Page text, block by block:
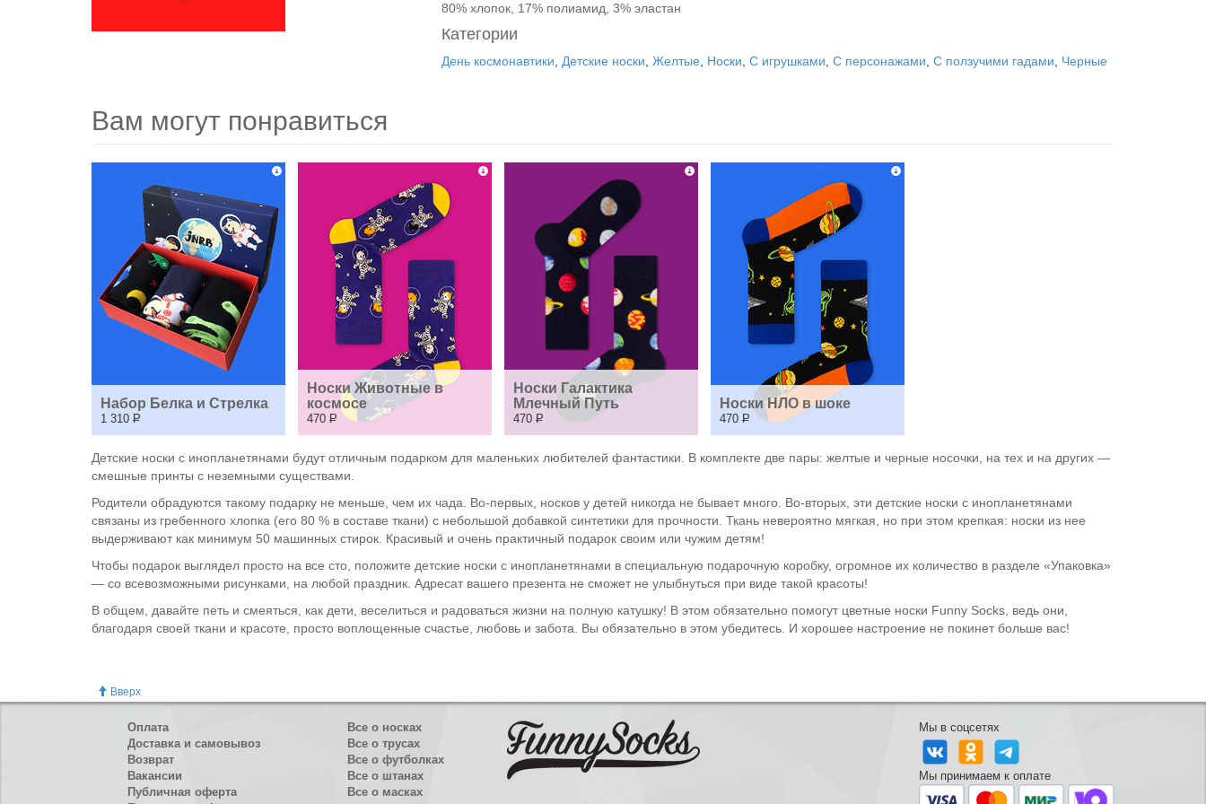
80% хлопок, 17% полиамид, 3% эластан
Категории
День космонавтики Детские носки Желтые Носки С игрушками С персонажами С ползучими гадами Черные
Вам могут понравиться
Набор Белка и Стрелка
1 310 Р
Носки Животные в
космосе
470 Р
Носки Галактика
Млечный Путь
470 Р
Носки НЛО в шоке
470 Р
Детские носки с инопланетянами будут отличным подарком для маленьких любителей фантастики. В комплекте две пары: желтые и черные носочки, на тех и на других —
смешные принты с неземными существами.
Родители обрадуются такому подарку не меньше, чем их чада. Во-первых, носков у детей никогда не бывает много. Во-вторых, эти детские носки с инопланетянами
связаны из гребенного хлопка (его 80 % в составе ткани) с небольшой добавкой синтетики для прочности. Ткань невероятно мягкая, но при этом крепкая: носки из нее
выдерживают как минимум 50 машинных стирок. Красивый и очень практичный подарок своим или чужим детям!
Чтобы подарок выглядел просто на все сто, положите детские носки с инопланетянами в специальную подарочную коробку, огромное их количество в разделе «Упаковка»
— со всевозможными рисунками, на любой праздник. Адресат вашего презента не сможет не улыбнуться при виде такой красоты!
В общем, давайте петь и смеяться, как дети, веселиться и радоваться жизни на полную катушку! В этом обязательно помогут цветные носки Funny Socks, ведь они,
благодаря своей ткани и красоте, просто воплощенные счастье, любовь и забота. Вы обязательно в этом убедитесь. И хорошее настроение не покинет больше вас!
Вверх
Оплата
Доставка и самовывоз
Возврат
Вакансии
Публичная оферта
Все о носках
Все о трусах
Все о футболках
Все о штанах
Все о масках
Мы в соцсетях
Мы принимаем к оплате